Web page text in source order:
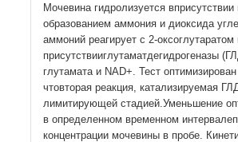
Мочевина гидролизуется
образованием аммония и диоксида
аммоний реагирует с 2-оксоглутаратом
присутствииглутаматдегидрогеназы
глутамата и NAD+. Тест
чтовторая реакция, катализируемая
лимитирующей стадией.Уменьшение
в определенном временном
концентрации мочевины в пробе.